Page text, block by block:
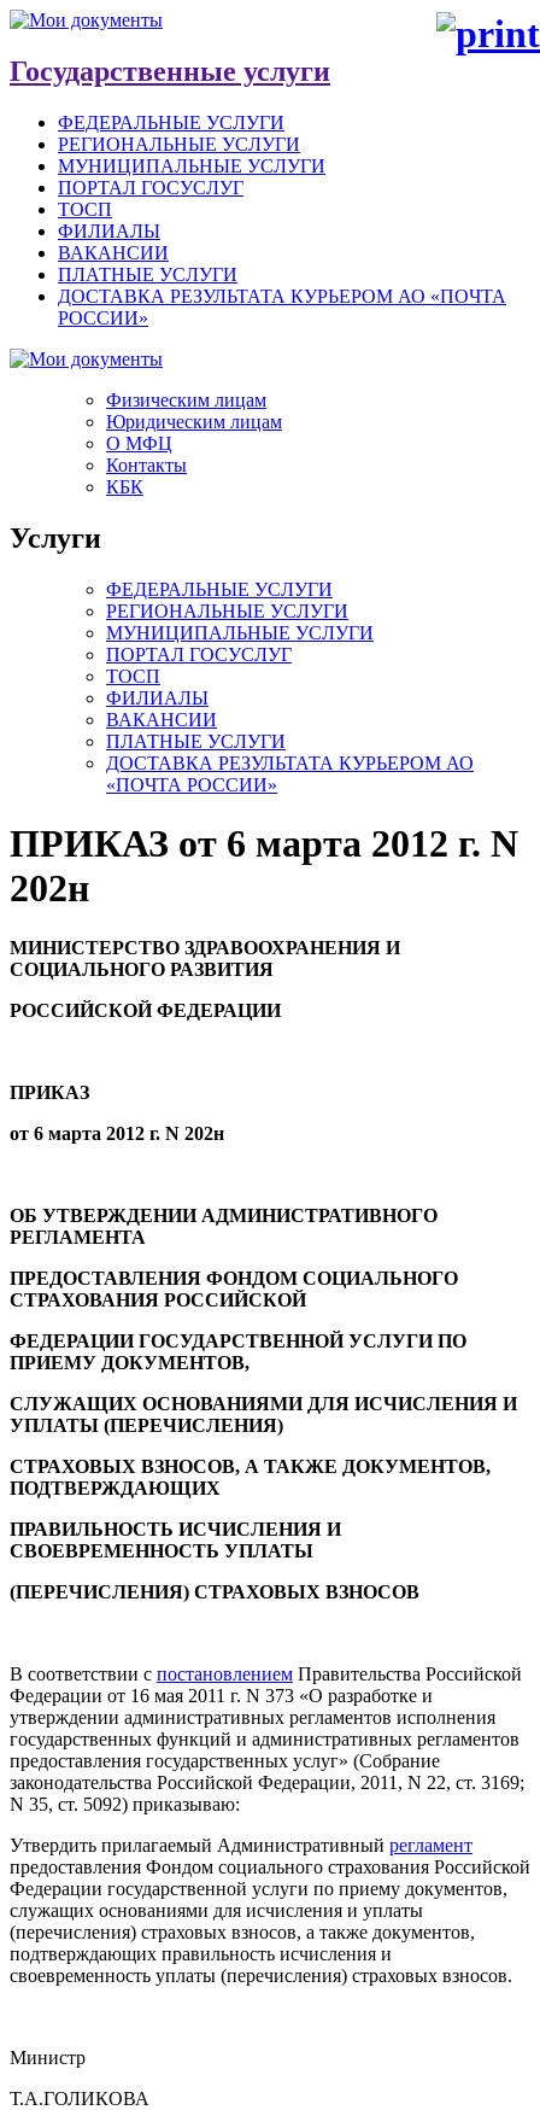
Государственные услуги
ФЕДЕРАЛЬНЫЕ УСЛУГИ
РЕГИОНАЛЬНЫЕ УСЛУГИ
МУНИЦИПАЛЬНЫЕ УСЛУГИ
ПОРТАЛ ГОСУСЛУГ
ТОСП
ФИЛИАЛЫ
ВАКАНСИИ
ПЛАТНЫЕ УСЛУГИ
ДОСТАВКА РЕЗУЛЬТАТА КУРЬЕРОМ АО «ПОЧТА
РОССИИ»
Физическим лицам
Юридическим лицам
О МФЦ
Контакты
КБК
Услуги
ФЕДЕРАЛЬНЫЕ УСЛУГИ
РЕГИОНАЛЬНЫЕ УСЛУГИ
МУНИЦИПАЛЬНЫЕ УСЛУГИ
ПОРТАЛ ГОСУСЛУГ
ТОСП
ФИЛИАЛЫ
ВАКАНСИИ
ПЛАТНЫЕ УСЛУГИ
ДОСТАВКА РЕЗУЛЬТАТА КУРЬЕРОМ АО
«ПОЧТА РОССИИ»
ПРИКАЗ от 6 марта 2012 г. N
202н
МИНИСТЕРСТВО ЗДРАВООХРАНЕНИЯ И
СОЦИАЛЬНОГО РАЗВИТИЯ
РОССИЙСКОЙ ФЕДЕРАЦИИ
ПРИКАЗ
от 6 марта 2012 г. N 202н
ОБ УТВЕРЖДЕНИИ АДМИНИСТРАТИВНОГО
РЕГЛАМЕНТА
ПРЕДОСТАВЛЕНИЯ ФОНДОМ СОЦИАЛЬНОГО
СТРАХОВАНИЯ РОССИЙСКОЙ
ФЕДЕРАЦИИ ГОСУДАРСТВЕННОЙ УСЛУГИ ПО
ПРИЕМУ ДОКУМЕНТОВ,
СЛУЖАЩИХ ОСНОВАНИЯМИ ДЛЯ ИСЧИСЛЕНИЯ И
УПЛАТЫ (ПЕРЕЧИСЛЕНИЯ)
СТРАХОВЫХ ВЗНОСОВ, А ТАКЖЕ ДОКУМЕНТОВ,
ПОДТВЕРЖДАЮЩИХ
ПРАВИЛЬНОСТЬ ИСЧИСЛЕНИЯ И
СВОЕВРЕМЕННОСТЬ УПЛАТЫ
(ПЕРЕЧИСЛЕНИЯ) СТРАХОВЫХ ВЗНОСОВ
В соответствии с постановлением Правительства Российской
Федерации от 16 мая 2011 г. N 373 «О разработке и
утверждении административных регламентов исполнения
государственных функций и административных регламентов
предоставления государственных услуг» (Собрание
законодательства Российской Федерации, 2011, N 22, ст. 3169;
N 35, ст. 5092) приказываю:
Утвердить прилагаемый Административный регламент
предоставления Фондом социального страхования Российской
Федерации государственной услуги по приему документов,
служащих основаниями для исчисления и уплаты
(перечисления) страховых взносов, а также документов,
подтверждающих правильность исчисления и
своевременность уплаты (перечисления) страховых взносов.
Министр
Т.А.ГОЛИКОВА